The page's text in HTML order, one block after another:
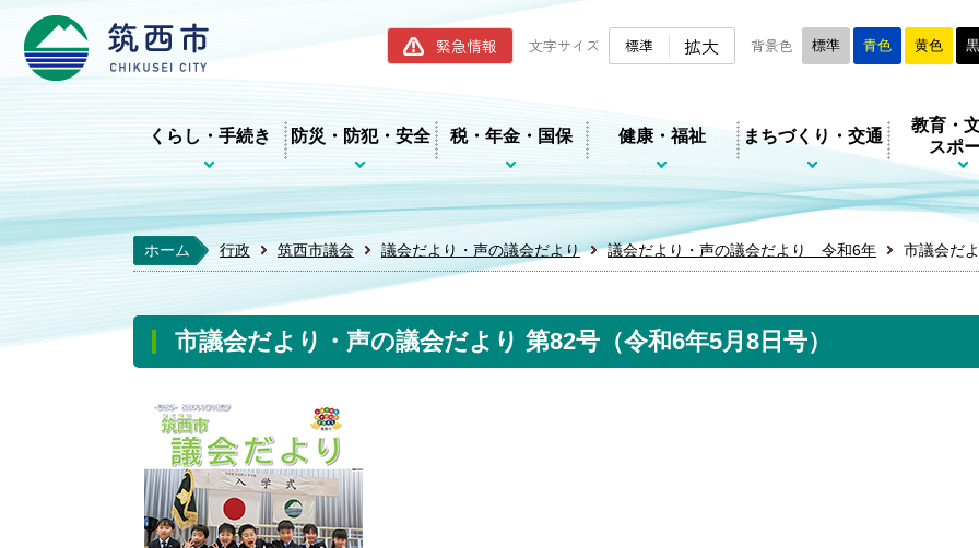
筑西市ホームページ
緊急情報 文字サイズ 標準 拡大 背景色 標準 青色 黄色
くらし・手続き 防災・防犯・安全 税・年金・国保 健康・福祉 まちづくり・交通
教育・
スポ
ホーム 行政 筑西市議会 議会だより・声の議会だより 議会だより・声の議会だより 令和6年 市議会だ
市議会だより・声の議会だより 第82号（令和6年5月8日号）